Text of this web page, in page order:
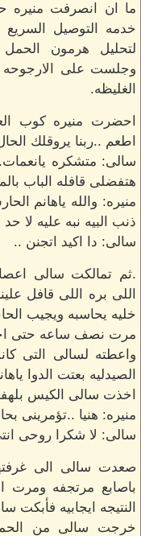
ما ان انصرفت منيره
خدمه التوصيل
لتحليل هرمون
وجلست على الارجوحه
الغليظه.
احضرت منيره كوب
اطعم ..ربنا يروقلك
سالى: متشكره
هتفضلى قافله الباب
منيره: والله ياهانم
ذنب البيه نبه عليه لا
سالى: دا اكيد اتجنن ..
.ثم تمالكت سالى
اللى بره اللى قافل
خليه يحاسبه ويجيب
مرت نصف ساعه حتى
واعطته لسالى التى
الصيدليه بعتت الدوا
اخذت سالى الكيس
منيره: هنيا ..تؤمرينى
سالى: لا شكرا روحى
صعدت سالى الى
باصابع مرتجفه ومرت
النتيجه ايجابيه فأبكت
خرجت سالى من